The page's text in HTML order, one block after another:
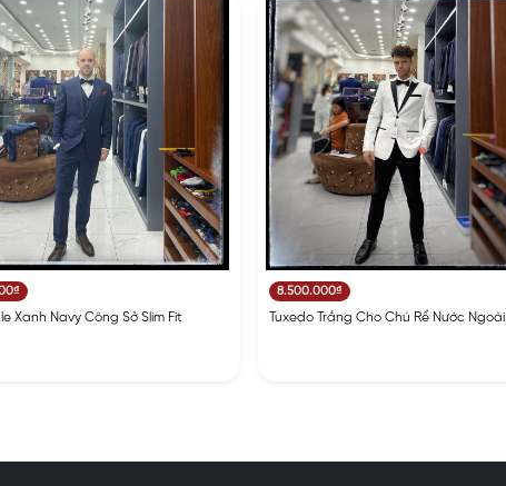
Xanh Navy Công Sở Slim Fit
8.500.000₫
Tuxedo Trắng Cho Chú Rể Nước Ngoài